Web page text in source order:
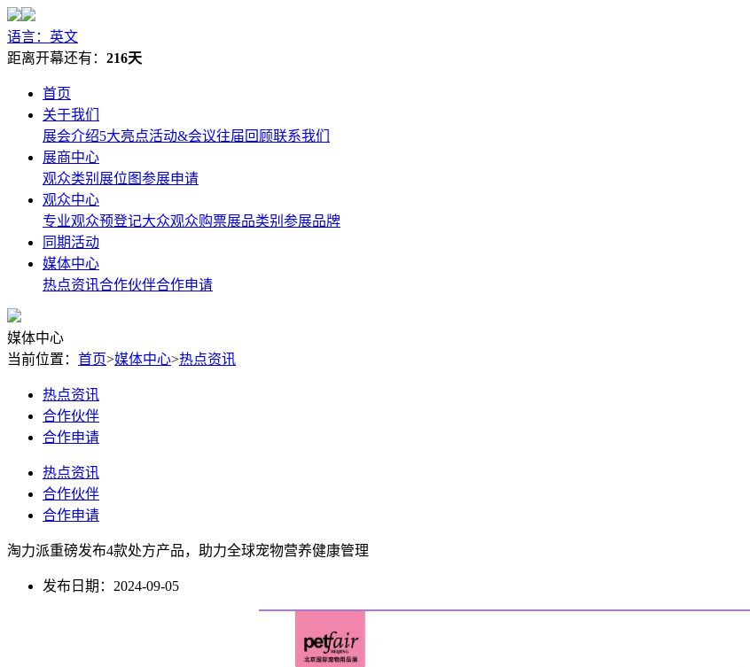
语言：英文
距离开幕还有： 216天
首页
关于我们
展会介绍5大亮点活动&会议往届回顾联系我们
展商中心
观众类别 展位图参展申请
观众中心
专业观众预登记大众观众购票展品类别 参展品牌
同期活动
媒体中心
热点资讯合作伙伴合作申请
媒体中心
当前位置： 首页>媒体中心>热点资讯
热点资讯
合作伙伴
合作申请
热点资讯
合作伙伴
合作申请
淘力派重磅发布4款处方产品，助力全球宠物营养健康管理
发布日期：2024-09-05